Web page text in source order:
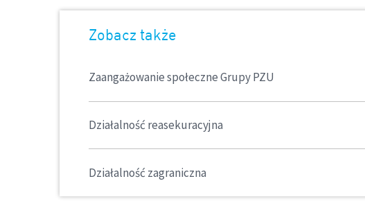
Zobacz także
Zaangażowanie społeczne Grupy PZU
Działalność reasekuracyjna
Działalność zagraniczna